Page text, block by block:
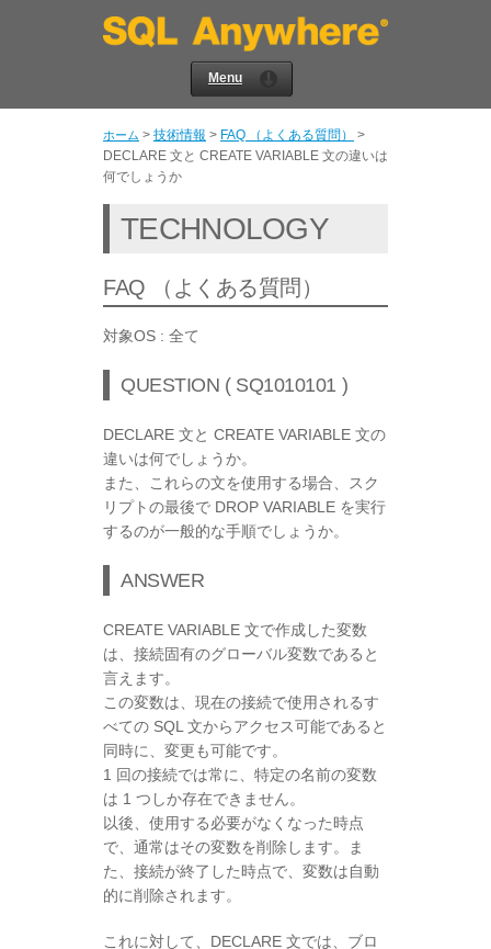
Menu
ホーム > 技術情報 > FAQ （よくある質問）
>
DECLARE 文と CREATE VARIABLE 文の違いは
何でしょうか
TECHNOLOGY
FAQ （よくある質問）
対象OS : 全て
QUESTION ( SQ1010101 )
DECLARE 文と CREATE VARIABLE 文の
違いは何でしょうか。
また、これらの文を使用する場合、スク
リプトの最後で DROP VARIABLE を実行
するのが一般的な手順でしょうか。
ANSWER
CREATE VARIABLE 文で作成した変数
は、接続固有のグローバル変数であると
言えます。
この変数は、現在の接続で使用されるす
べての SQL 文からアクセス可能であると
同時に、変更も可能です。
1 回の接続では常に、特定の名前の変数
は 1 つしか存在できません。
以後、使用する必要がなくなった時点
で、通常はその変数を削除します。ま
た、接続が終了した時点で、変数は自動
的に削除されます。
これに対して、DECLARE 文では、ブロ